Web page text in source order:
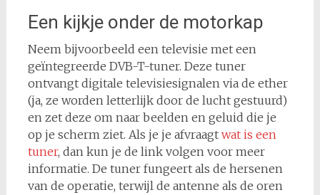
Een kijkje onder de motorkap
Neem bijvoorbeeld een televisie met een
geïntegreerde DVB-T-tuner. Deze tuner
ontvangt digitale televisiesignalen via de ether
(ja, ze worden letterlijk door de lucht gestuurd)
en zet deze om naar beelden en geluid die je
op je scherm ziet. Als je je afvraagt wat is een
tuner, dan kun je de link volgen voor meer
informatie. De tuner fungeert als de hersenen
van de operatie, terwijl de antenne als de oren